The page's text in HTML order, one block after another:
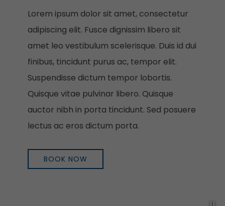
Lorem ipsum dolor sit amet, consectetur
adipiscing elit. Fusce dignissim libero sit
amet leo vestibulum scelerisque. Duis id dui
finibus, tincidunt purus ac, tempor elit.
Suspendisse dictum tempor lobortis.
Quisque vitae pulvinar libero. Quisque
auctor nibh in porta tincidunt. Sed posuere
lectus ac eros dictum porta.
BOOK NOW